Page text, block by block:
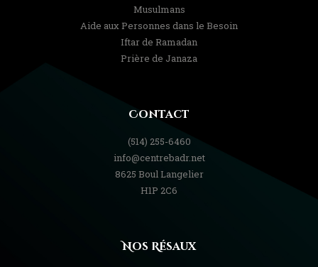
Musulmans
Aide aux Personnes dans le Besoin
Iftar de Ramadan
Prière de Janaza
Contact
(514) 255-6460
info@centrebadr.net
8625 Boul Langelier
H1P 2C6
Nos Résaux